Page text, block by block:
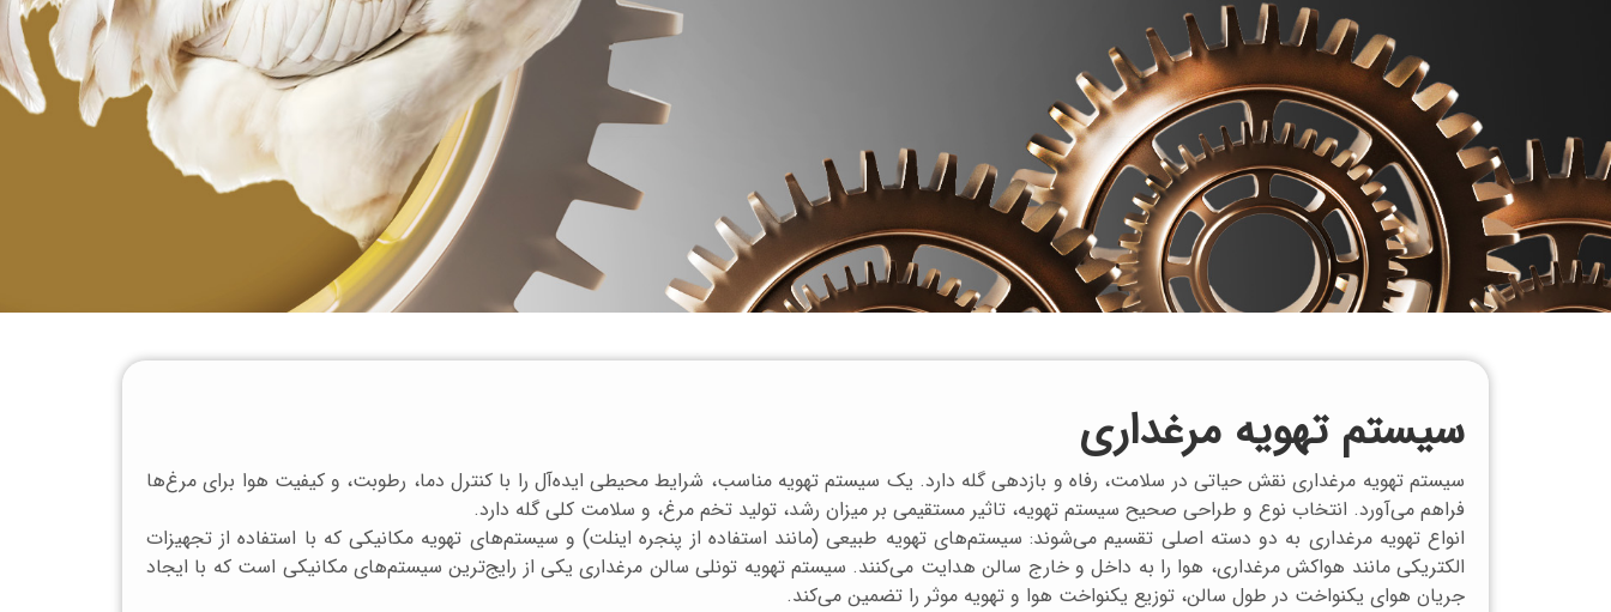
سیستم تهویه مرغداری
سیستم تهویه مرغداری نقش حیاتی در سلامت، رفاه و بازدهی گله دارد. یک سیستم تهویه مناسب، شرایط محیطی ایده‌آل را با کنترل دما، رطوبت، و کیفیت هوا برای مرغ‌ها
فراهم می‌آورد. انتخاب نوع و طراحی صحیح سیستم تهویه، تاثیر مستقیمی بر میزان رشد، تولید تخم مرغ، و سلامت کلی گله دارد.
انواع تهویه مرغداری به دو دسته اصلی تقسیم می‌شوند: سیستم‌های تهویه طبیعی (مانند استفاده از پنجره اینلت) و سیستم‌های تهویه مکانیکی که با استفاده از تجهیزات
الکتریکی مانند هواکش مرغداری، هوا را به داخل و خارج سالن هدایت می‌کنند. سیستم تهویه تونلی سالن مرغداری یکی از رایج‌ترین سیستم‌های مکانیکی است که با ایجاد
جریان هوای یکنواخت در طول سالن، توزیع یکنواخت هوا و تهویه موثر را تضمین می‌کند.